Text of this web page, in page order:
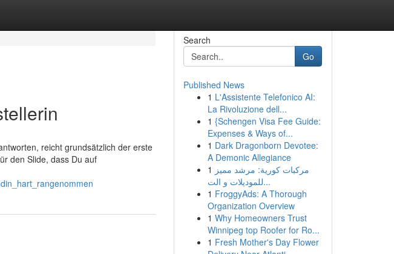
reicht grundsätzlich der erste
den Slide, dass Du auf
Search
Go
Published News
1 L'Assistente Telefonico AI:
La Rivoluzione dell...
1 {Schengen Visa Fee Guide:
Expenses & Ways of...
1 Dark Dragonborn Devotee:
A Demonic Allegiance
1 مركبات كورية: مرشد مميز
للموديلات و الت...
1 FroggyAds: A Thorough
Organization Overview
1 Why Homeowners Trust
Winnipeg top Roofer for Ro...
1 Fresh Mother's Day Flower